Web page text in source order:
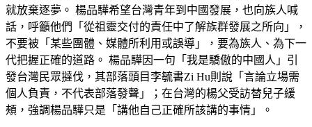
就放棄逐夢。 楊品驊希望台灣青年到中國發展，也向族人喊
話，呼籲他們「從祖靈交付的責任中了解族群發展之所向」，
不要被「某些團體、媒體所利用或誤導」，要為族人、為下一
代把握正確的道路。 楊品驊因一句「我是驕傲的中國人」引
發台灣民眾撻伐，其部落頭目李毓書Zi Hu則說「言論立場需
個人負責，不代表部落發聲」；在台灣的楊父受訪替兒子緩
頰，強調楊品驊只是「講他自己正確所該講的事情」。